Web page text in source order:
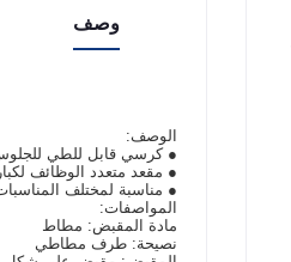
وصف
الوصف:
● كرسي قابل للطي
● مقعد متعدد الوظائف
● مناسبة لمختلف
المواصفات:
مادة المقبض: مطاط
نصيحة: طرف مطاطي